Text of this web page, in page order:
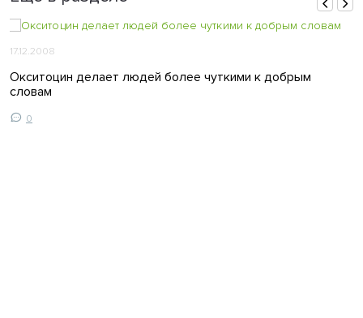
17.12.2008
Окситоцин делает людей более чуткими к добрым
словам
0